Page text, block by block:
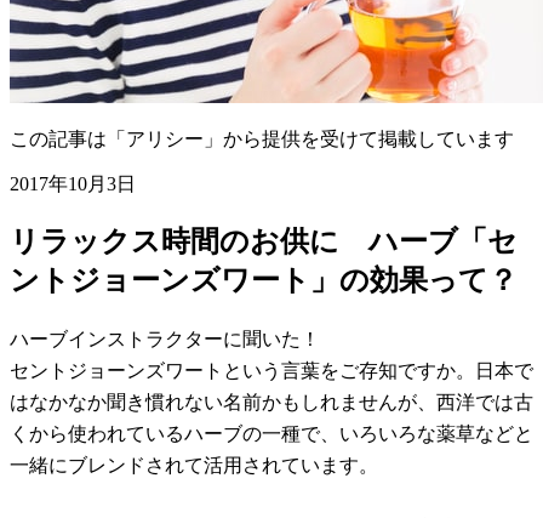
この記事は「アリシー」から提供を受けて掲載しています
2017年10月3日
リラックス時間のお供に ハーブ「セ
ントジョーンズワート」の効果って？
ハーブインストラクターに聞いた！
セントジョーンズワートという言葉をご存知ですか。日本で
はなかなか聞き慣れない名前かもしれませんが、西洋では古
くから使われているハーブの一種で、いろいろな薬草などと
一緒にブレンドされて活用されています。